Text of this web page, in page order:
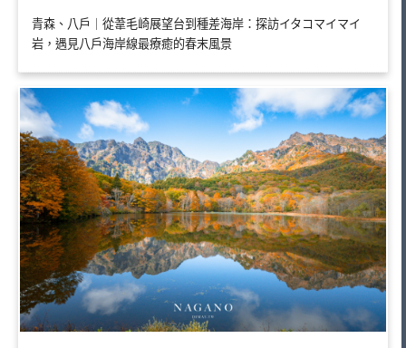
青森、八戶｜從葦毛崎展望台到種差海岸：探訪イタコマイマイ
岩，遇見八戶海岸線最療癒的春末風景